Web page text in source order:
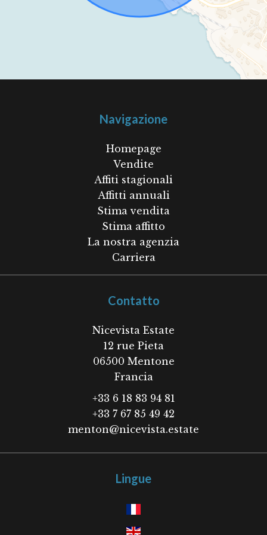
Navigazione
Homepage
Vendite
Affiti stagionali
Affitti annuali
Stima vendita
Stima affitto
La nostra agenzia
Carriera
Contatto
Nicevista Estate
12 rue Pieta
06500 Mentone
Francia
+33 6 18 83 94 81
+33 7 67 85 49 42
menton@nicevista.estate
Lingue